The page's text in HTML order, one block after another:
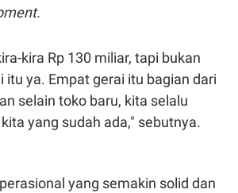
kira Rp 130 miliar, tapi bukan
itu ya. Empat gerai itu bagian dari
selain toko baru, kita selalu
yang sudah ada," sebutnya.
yang semakin solid dan